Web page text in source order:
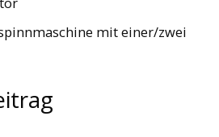
mit einer/zwei